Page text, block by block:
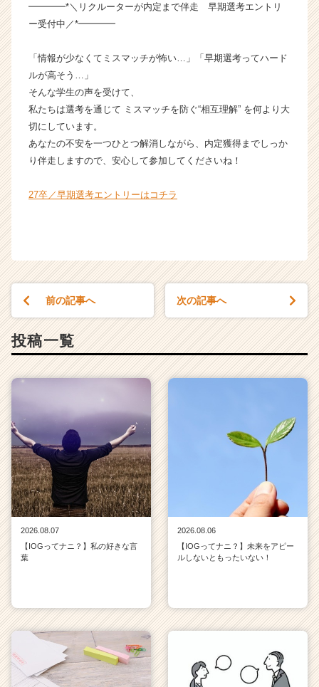
e
━━━━*＼リクルーターが内定まで伴走 早期選考エントリ
ー受付中／*━━━━
「情報が少なくてミスマッチが怖い…」「早期選考ってハード
ルが高そう…」
そんな学生の声を受けて、
私たちは選考を通じて ミスマッチを防ぐ“相互理解” を何より大
切にしています。
あなたの不安を一つひとつ解消しながら、内定獲得までしっか
り伴走しますので、安心して参加してくださいね！
27卒／早期選考エントリーはコチラ
前の記事へ 次の記事へ
投稿一覧
2026.08.07
【IOGってナニ？】私の好きな言
葉
2026.08.06
【IOGってナニ？】未来をアピー
ルしないともったいない！